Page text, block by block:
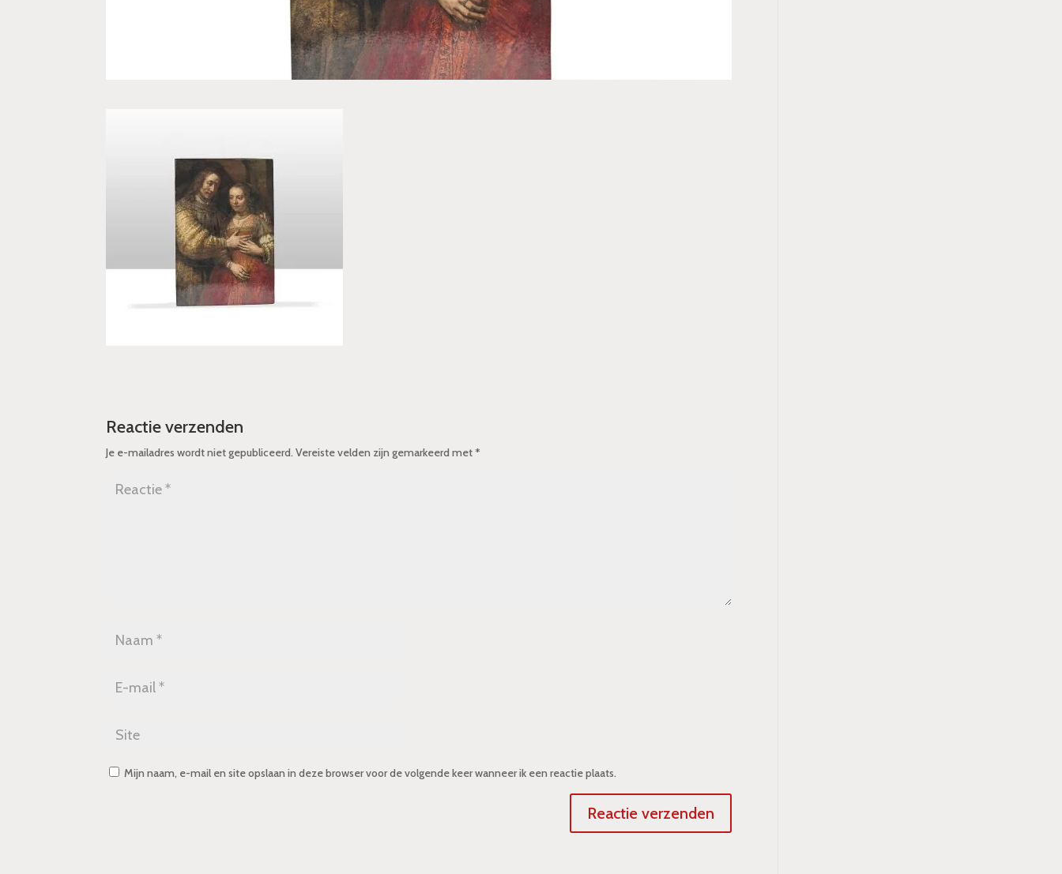
Reactie verzenden
Je e-mailadres wordt niet gepubliceerd. Vereiste velden zijn gemarkeerd met*
Mijn naam, e-mail en site opslaan in deze browser voor de volgende keer wanneer ik een reactie plaats.